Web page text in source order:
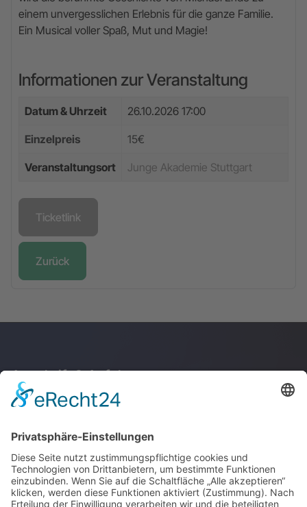
einem unvergesslichen Erlebnis für die ganze Familie.
Ein Musical voller Spaß, Mut und Magie!
Informationen zur Veranstaltung
Datum & Uhrzeit 26.10.2026 17:00
Einzelpreis 15€
Veranstaltungsort Junge Akademie Stuttgart
Ticketlink
Zurück
Anschrift & Anfahrt
Junge Akademie
Kupferstraße 36
70565 Stuttgart
Anfahrt